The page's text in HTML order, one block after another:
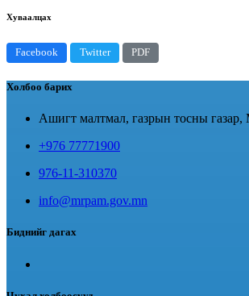
Хуваалцах
Facebook Twitter PDF
Холбоо барих
Ашигт малтмал, газрын тосны газар,
+976 77771900
976-11-310370
info@mrpam.gov.mn
Биднийг дагах